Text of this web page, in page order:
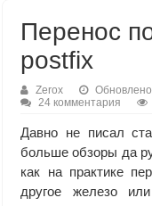
Перенос
postfix
Zerox
24 комментария
Давно не писал
больше обзоры да
как на практике
другое железо